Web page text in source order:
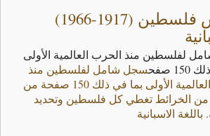
أطلس فلسطين (1917-1966)
لفلسطين منذ الحرب العالمية الأولى
صفح
سجل شامل لفلسطين منذ
الحرب العالمية الأولى بما في ذلك 150 صفحة من
و 450 صفحة من الخرائط تغطي كل فلسطين وتحديد